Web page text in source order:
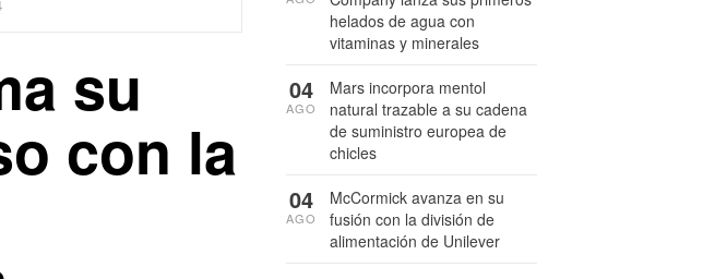
su
con la
helados de agua con
vitaminas y minerales
Mars incorpora mentol
natural trazable a su cadena
de suministro europea de
chicles
04
AGO
McCormick avanza en su
fusión con la división de
alimentación de Unilever
04
AGO